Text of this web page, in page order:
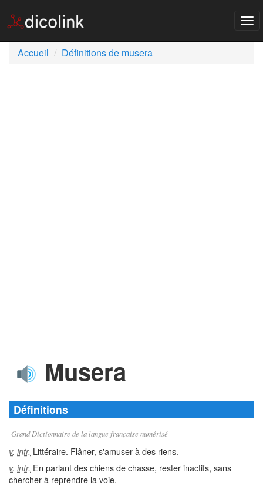
Accueil
Définitions de musera
Musera
Définitions
Grand Dictionnaire de la langue française numérisé
v. intr. Littéraire. Flâner, s'amuser à des riens.
v. intr. En parlant des chiens de chasse, rester inactifs, sans
chercher à reprendre la voie.